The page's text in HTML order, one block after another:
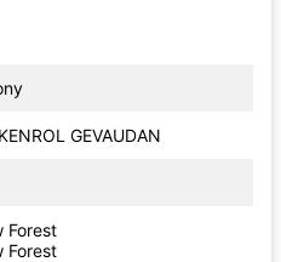
GEVAUDAN
Forest
Forest